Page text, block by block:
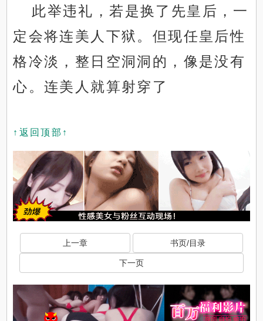
此举违礼，若是换了先皇后，一
定会将连美人下狱。但现任皇后性
格冷淡，整日空洞洞的，像是没有
心。连美人就算射穿了
↑返回顶部↑
上一章 书页/目录
下一页